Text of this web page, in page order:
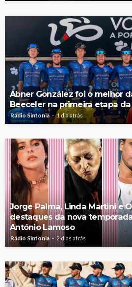
Abner González foi o melhor
Beeceler na primeira etapa
Rádio Sintonia 1 dia atrás
Jorge Palma, Linda Martini e
destaques da nova
António Lamoso
Rádio Sintonia 2 dias atrás